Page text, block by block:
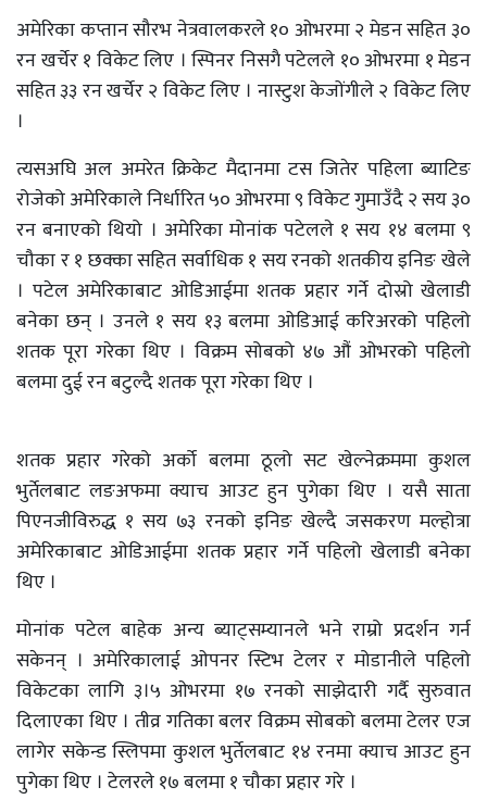
अमेरिका कप्तान सौरभ नेत्रवालकरले १० ओभरमा २ मेडन सहित ३०
रन खर्चेर १ विकेट लिए । स्पिनर निसगै पटेलले १० ओभरमा १ मेडन
सहित ३३ रन खर्चेर २ विकेट लिए । नास्टुश केजोंगीले २ विकेट लिए
।
त्यसअघि अल अमरेत क्रिकेट मैदानमा टस जितेर पहिला ब्याटिङ
रोजेको अमेरिकाले निर्धारित ५० ओभरमा ९ विकेट गुमाउँदै २ सय ३०
रन बनाएको थियो । अमेरिका मोनांक पटेलले १ सय १४ बलमा ९
चौका र १ छक्का सहित सर्वाधिक १ सय रनको शतकीय इनिङ खेले
। पटेल अमेरिकाबाट ओडिआईमा शतक प्रहार गर्ने दोस्रो खेलाडी
बनेका छन् । उनले १ सय १३ बलमा ओडिआई करिअरको पहिलो
शतक पूरा गरेका थिए । विक्रम सोबको ४७ औं ओभरको पहिलो
बलमा दुई रन बटुल्दै शतक पूरा गरेका थिए ।
शतक प्रहार गरेको अर्को बलमा ठूलो सट खेल्नेक्रममा कुशल
भुर्तेलबाट लङअफमा क्याच आउट हुन पुगेका थिए । यसै साता
पिएनजीविरुद्ध १ सय ७३ रनको इनिङ खेल्दै जसकरण मल्होत्रा
अमेरिकाबाट ओडिआईमा शतक प्रहार गर्ने पहिलो खेलाडी बनेका
थिए ।
मोनांक पटेल बाहेक अन्य ब्याट्सम्यानले भने राम्रो प्रदर्शन गर्न
सकेनन् । अमेरिकालाई ओपनर स्टिभ टेलर र मोडानीले पहिलो
विकेटका लागि ३।५ ओभरमा १७ रनको साझेदारी गर्दै सुरुवात
दिलाएका थिए । तीव्र गतिका बलर विक्रम सोबको बलमा टेलर एज
लागेर सकेन्ड स्लिपमा कुशल भुर्तेलबाट १४ रनमा क्याच आउट हुन
पुगेका थिए । टेलरले १७ बलमा १ चौका प्रहार गरे ।